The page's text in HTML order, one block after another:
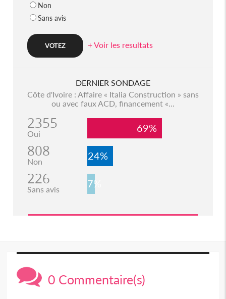
Non
Sans avis
+ Voir les resultats
DERNIER SONDAGE
Côte d'Ivoire : Affaire « Italia Construction » sans
ou avec faux ACD, financement «...
2355
Oui 69%
808
Non 24%
226
Sans avis 7%
0 Commentaire(s)